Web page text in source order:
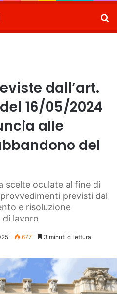
dall’art.
16/05/2024
alle
del
scelte oculate al fine di
previsti dal
e risoluzione
lavoro
677 3 minuti di lettura